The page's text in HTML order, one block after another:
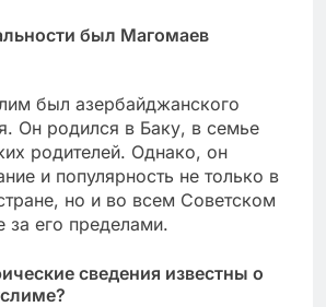
был Магомаев
был азербайджанского
Он родился в Баку, в семье
родителей. Однако, он
и популярность не только в
но и во всем Советском
за его пределами.
сведения известны о